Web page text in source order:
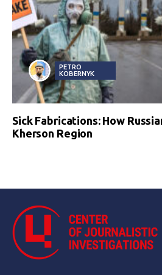
PETRO
KOBERNYK
Sick Fabrications: How
Kherson Region